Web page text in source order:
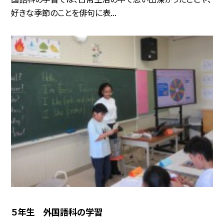
好きな季節のことを俳句に表...
５年生 外国語科の学習